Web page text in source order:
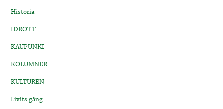
Historia
IDROTT
KAUPUNKI
KOLUMNER
KULTUREN
Livits gång